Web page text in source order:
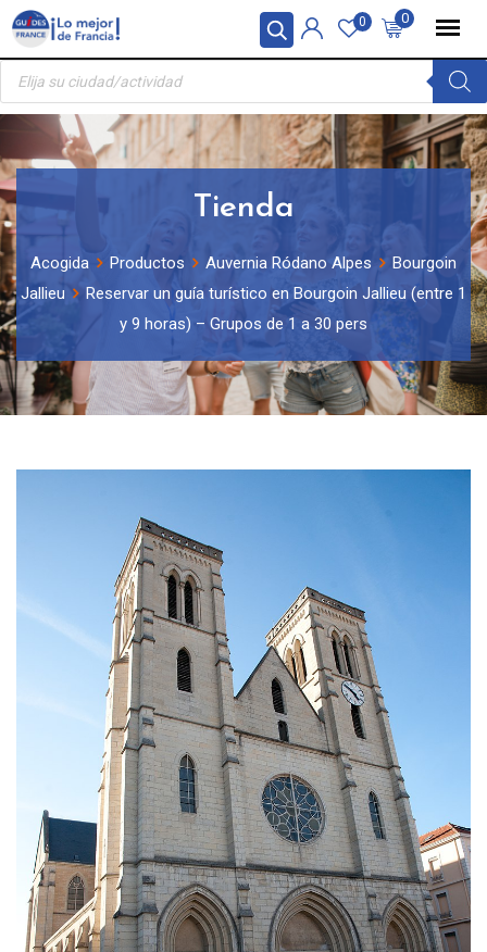
Panel de gestión de cookies
Skip
content
0
0
Búsqueda
productos
Tienda
Acogida Productos Auvernia Ródano Alpes
Bourgoin
Jallieu
Reservar un guía turístico en Bourgoin Jallieu (entre 1
y 9 horas) – Grupos de 1 a 30 pers